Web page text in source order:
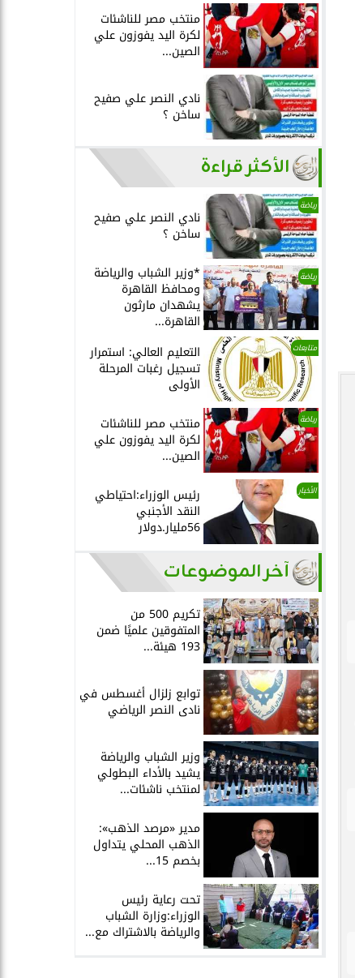
منتخب مصر للناشئات
لكرة اليد يفوزون علي
الصين...
نادي النصر علي صفيح
ساخن ؟
الأكثر قراءة
رياضة
نادي النصر علي صفيح
ساخن ؟
رياضة *وزير الشباب والرياضة
ومحافظ القاهرة
يشهدان مارثون
القاهرة...
متابعات التعليم العالي: استمرار
تسجيل رغبات المرحلة
الأولى
رياضة منتخب مصر للناشئات
لكرة اليد يفوزون علي
الصين...
الأخبار رئيس الوزراء:احتياطي
النقد الأجنبي
56مليار.دولار
آخر الموضوعات
تكريم 500 من
المتفوقين علميًا ضمن
193 هيئة...
توابع زلزال أغسطس في
نادى النصر الرياضي
وزير الشباب والرياضة
يشيد بالأداء البطولي
لمنتخب ناشئات...
مدير «مرصد الذهب»:
الذهب المحلي يتداول
بخصم 15...
تحت رعاية رئيس
الوزراء:وزارة الشباب
والرياضة بالاشتراك مع...